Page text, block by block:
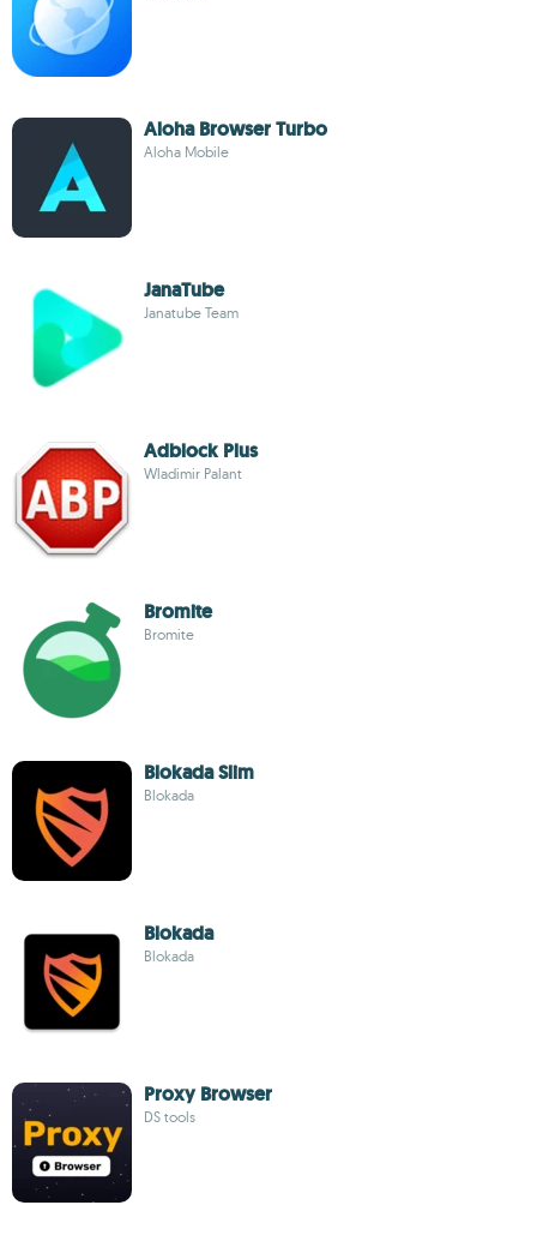
Aloha Browser Turbo
Aloha Mobile
JanaTube‎
Janatube Team
Adblock Plus
Wladimir Palant
Bromite
Bromite
Blokada Slim
Blokada
Blokada
Blokada
Proxy Browser
DS tools